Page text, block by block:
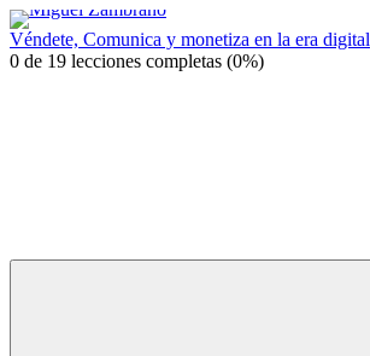
Véndete, Comunica y monetiza en la era digital
0 de 19 lecciones completas (0%)